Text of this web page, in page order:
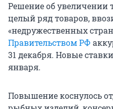
Решение об
целый ряд товаров,
«недружественных
Правительством РФ
31 декабря. Новые
января.
Повышение коснулось